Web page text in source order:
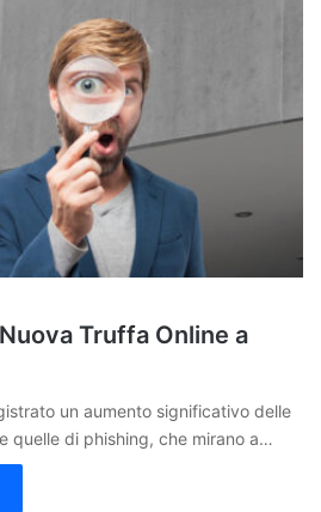
Truffa Online a
un aumento significativo delle
quelle di phishing, che mirano a…